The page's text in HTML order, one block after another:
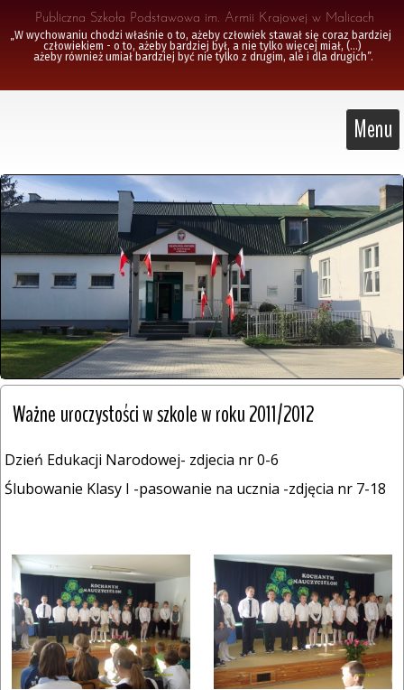
Publiczna Szkoła Podstawowa im. Armii Krajowej w Malicach
„W wychowaniu chodzi właśnie o to, ażeby człowiek stawał się coraz bardziej
człowiekiem - o to, ażeby bardziej był, a nie tylko więcej miał, (...)
ażeby również umiał bardziej być nie tylko z drugim, ale i dla drugich”.
Menu
Ważne uroczystości w szkole w roku 2011/2012
Dzień Edukacji Narodowej- zdjecia nr 0-6
Ślubowanie Klasy I -pasowanie na ucznia -zdjęcia nr 7-18